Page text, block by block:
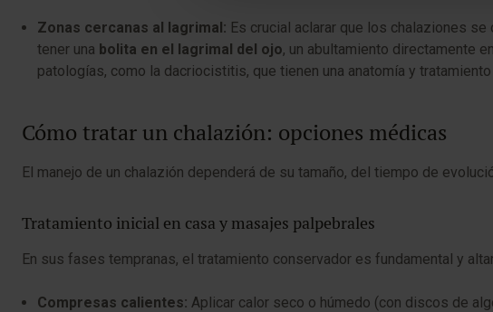
Zonas cercanas al lagrimal: Es crucial aclarar que los chalaziones
tener una bolita en el lagrimal del ojo, un abultamiento directamente
patologías, como la dacriocistitis, que tienen una anatomía y
Cómo tratar un chalazión: opciones médicas
El manejo de un chalazión dependerá de su tamaño, del tiempo de
Tratamiento inicial en casa y masajes palpebrales
En sus fases tempranas, el tratamiento conservador es fundamental y
Compresas calientes: Aplicar calor seco o húmedo (con discos de